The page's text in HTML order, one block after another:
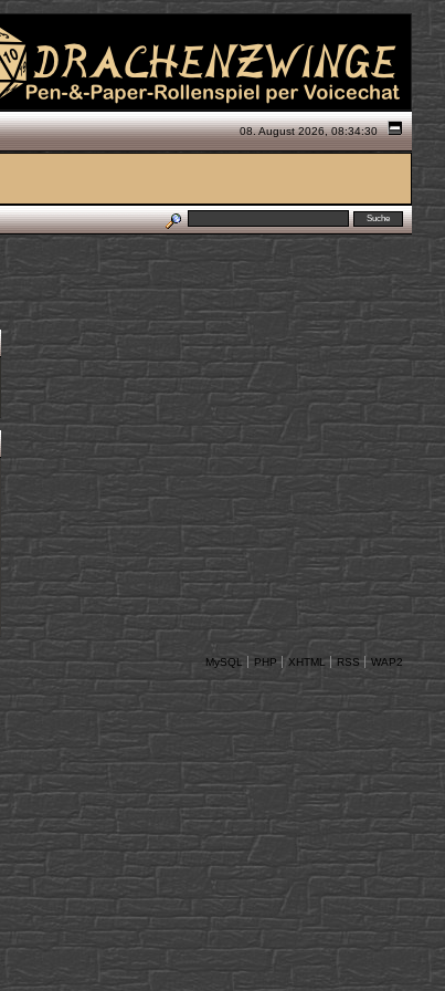
08. August 2026, 08:34:30
MySQL PHP XHTML RSS WAP2